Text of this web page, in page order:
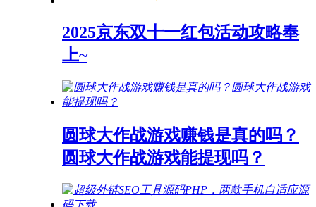
2025京东双十一红包活动攻略奉
上~
圆球大作战游戏赚钱是真的吗？
圆球大作战游戏能提现吗？